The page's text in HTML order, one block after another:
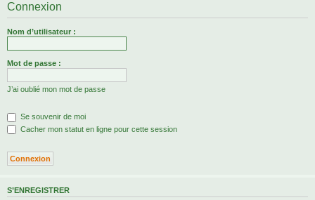
Connexion
Nom d’utilisateur :
Mot de passe :
J’ai oublié mon mot de passe
Se souvenir de moi
Cacher mon statut en ligne pour cette session
S’ENREGISTRER